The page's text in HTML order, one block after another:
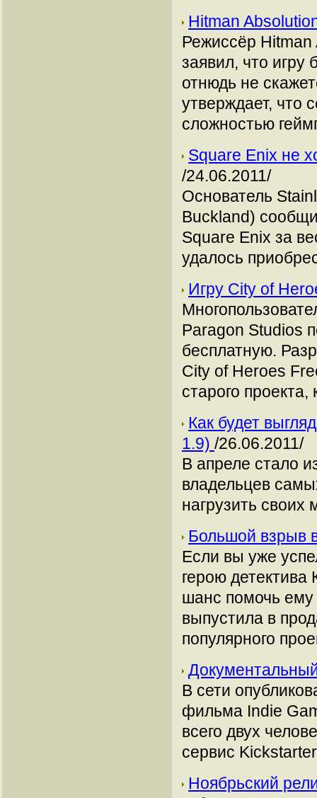
Hitman
Режиссёр Hitman
заявил, что игру
отнюдь не
утверждает, что
сложностью
Square Enix не
/24.06.2011/
Основатель
Buckland)
Square Enix за
удалось
Игру City of
Paragon Studios
бесплатную.
City of Heroes
старого проекта,
Как будет
1.9) /26.06.2011/
В апреле стало
владельцев
нагрузить своих
Большой взрыв
Если вы уже
герою детектива
шанс помочь ему
выпустила в
популярного
В сети
фильма Indie
всего двух
сервис
Ноябрьский